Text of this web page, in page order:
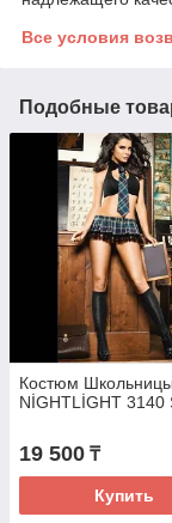
Все условия
Подобные
Костюм Школьницы
NİGHTLİGHT 3140
19 500 ₸
Купить